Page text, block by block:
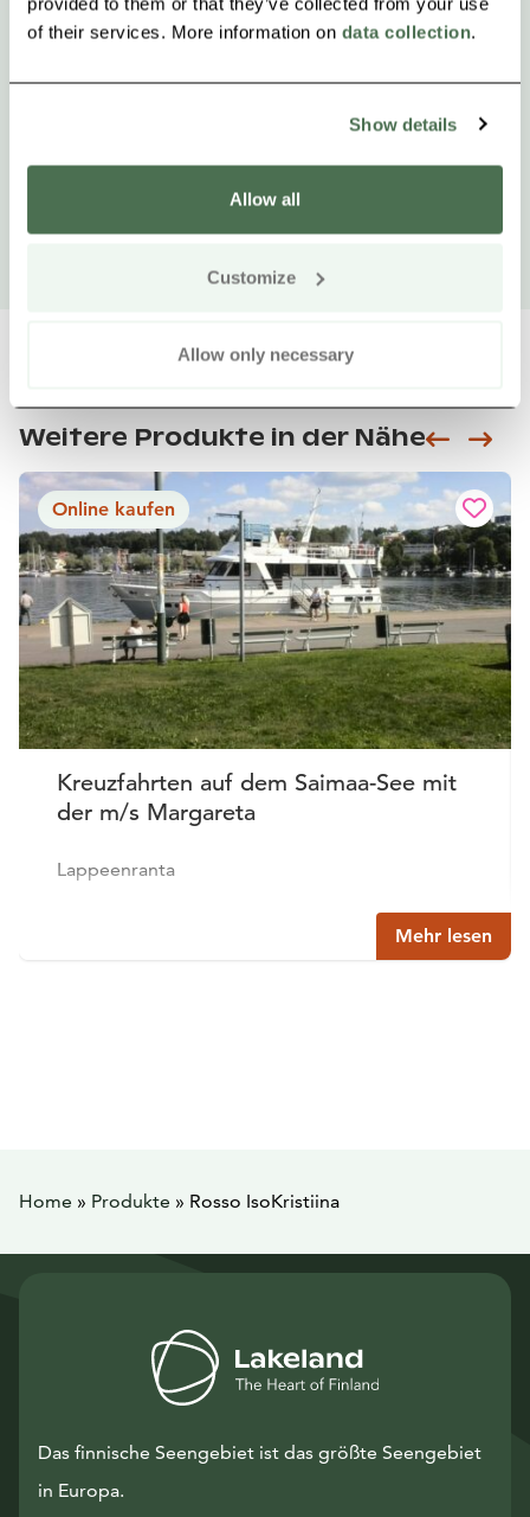
of their services. More information on data collection.
Show details
Allow all
Customize
Allow only necessary
Weitere Produkte in der Nähe
Online kaufen
Kreuzfahrten auf dem Saimaa-See mit
der m/s Margareta
Lappeenranta
Mehr lesen
Siirry
Home » Produkte » Rosso IsoKristiina
Das finnische Seengebiet ist das größte Seengebiet
in Europa.